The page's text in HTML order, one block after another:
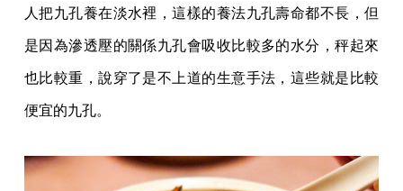
人把九孔養在淡水裡，這樣的養法九孔壽命都不長，但
是因為滲透壓的關係九孔會吸收比較多的水分，秤起來
也比較重，說穿了是不上道的生意手法，這些就是比較
便宜的九孔。